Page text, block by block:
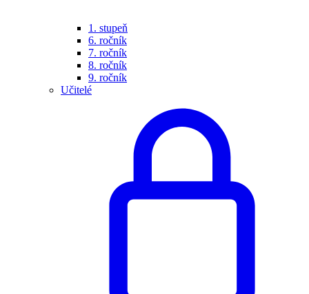
1. stupeň
6. ročník
7. ročník
8. ročník
9. ročník
Učitelé